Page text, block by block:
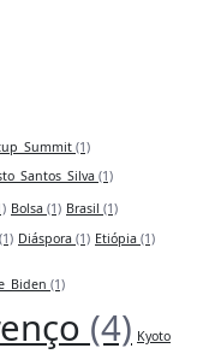
(1)
(1)
Bolsa (1) Brasil (1)
(1) Diáspora (1) Etiópia (1)
(1)
(4) Kyoto